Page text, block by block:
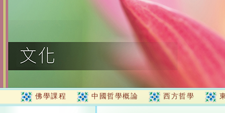
佛學課程 中國哲學概論 西方哲學